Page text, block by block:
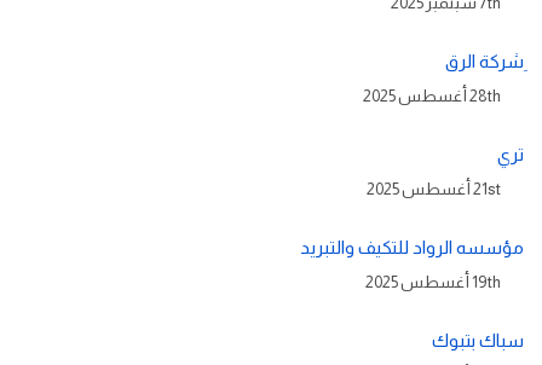
ِشركة الرق
28th أغسطس 2025
تري
21st أغسطس 2025
مؤسسه الرواد للتكيف والتبريد
19th أغسطس 2025
سباك بتبوك